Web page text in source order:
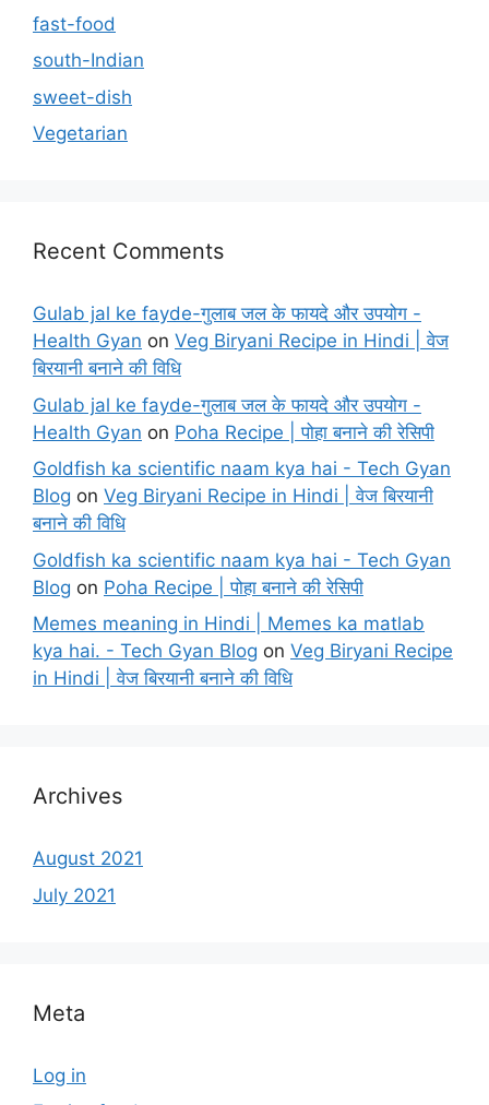
fast-food
south-Indian
sweet-dish
Vegetarian
Recent Comments
Gulab jal ke fayde-गुलाब जल के फायदे और उपयोग -
Health Gyan on Veg Biryani Recipe in Hindi | वेज
बिरयानी बनाने की विधि
Gulab jal ke fayde-गुलाब जल के फायदे और उपयोग -
Health Gyan on Poha Recipe | पोहा बनाने की रेसिपी
Goldfish ka scientific naam kya hai - Tech Gyan
Blog on Veg Biryani Recipe in Hindi | वेज बिरयानी
बनाने की विधि
Goldfish ka scientific naam kya hai - Tech Gyan
Blog on Poha Recipe | पोहा बनाने की रेसिपी
Memes meaning in Hindi | Memes ka matlab
kya hai. - Tech Gyan Blog on Veg Biryani Recipe
in Hindi | वेज बिरयानी बनाने की विधि
Archives
August 2021
July 2021
Meta
Log in